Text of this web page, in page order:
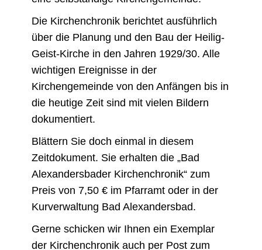
Die Kirchenchronik berichtet ausführlich
über die Planung und den Bau der Heilig-
Geist-Kirche in den Jahren 1929/30. Alle
wichtigen Ereignisse in der
Kirchengemeinde von den Anfängen bis in
die heutige Zeit sind mit vielen Bildern
dokumentiert.
Blättern Sie doch einmal in diesem
Zeitdokument. Sie erhalten die „Bad
Alexandersbader Kirchenchronik“ zum
Preis von 7,50 € im Pfarramt oder in der
Kurverwaltung Bad Alexandersbad.
Gerne schicken wir Ihnen ein Exemplar
der Kirchenchronik auch per Post zum